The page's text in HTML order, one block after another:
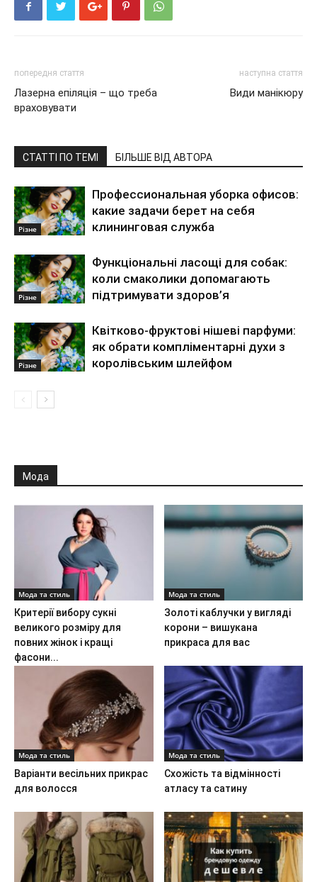
попередня стаття
Лазерна епіляція – що треба
враховувати
наступна стаття
Види манікюру
СТАТТІ ПО ТЕМІ БІЛЬШЕ ВІД АВТОРА
Різне
Профессиональная уборка офисов:
какие задачи берет на себя
клининговая служба
Різне
Функціональні ласощі для собак:
коли смаколики допомагають
підтримувати здоров’я
Різне
Квітково-фруктові нішеві парфуми:
як обрати компліментарні духи з
королівським шлейфом
Мода
Мода та стиль
Критерії вибору сукні
великого розміру для
повних жінок і кращі
фасони...
Мода та стиль
Золоті каблучки у вигляді
корони – вишукана
прикраса для вас
Мода та стиль
Варіанти весільних прикрас
для волосся
Мода та стиль
Схожість та відмінності
атласу та сатину